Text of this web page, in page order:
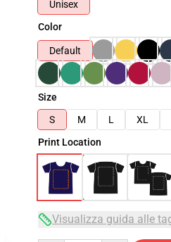
Unisex
Color
Default
Size
S
M L XL
Print Location
Visualizza guida alle